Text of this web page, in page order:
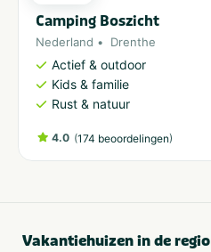
Camping Boszicht
Nederland Drenthe
Actief & outdoor
Kids & familie
Rust & natuur
4.0 (174 beoordelingen)
Vakantiehuizen in de regio